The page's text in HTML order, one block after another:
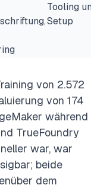
Tooling
Setup
von 2.572
von 174
während
TrueFoundry
war, war
beide
dem